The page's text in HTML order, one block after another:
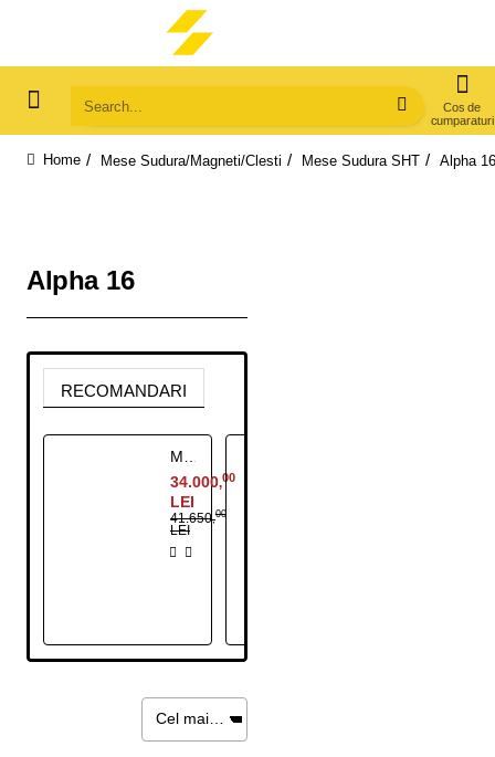
Search...
Mese Sudura/Magneti/Clesti Mese Sudura SHT Alpha 16
Alpha 16
RECOMANDARI
34.000,00
LEI
41.650,00
LEI